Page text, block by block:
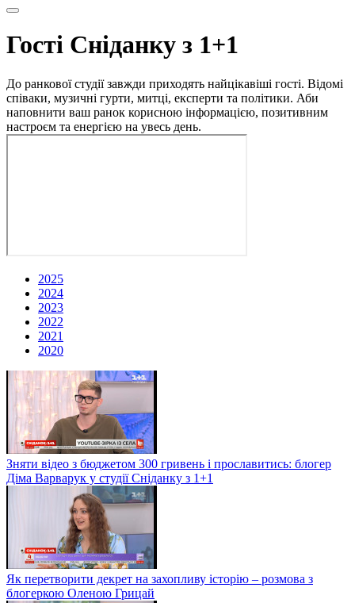
Гості Сніданку з 1+1
До ранкової студії завжди приходять найцікавіші гості. Відомі
співаки, музичні гурти, митці, експерти та політики. Аби
наповнити ваш ранок корисною інформацією, позитивним
настроєм та енергією на увесь день.
2025
2024
2023
2022
2021
2020
Зняти відео з бюджетом 300 гривень і прославитись: блогер
Діма Варварук у студії Сніданку з 1+1
Як перетворити декрет на захопливу історію – розмова з
блогеркою Оленою Грицай